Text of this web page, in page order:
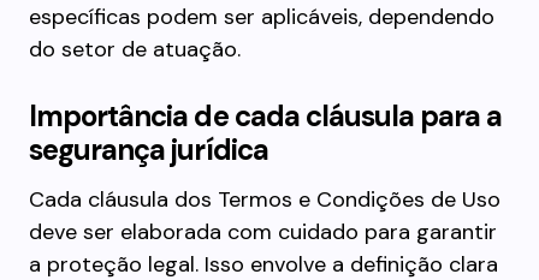
específicas podem ser aplicáveis, dependendo
do setor de atuação.
Importância de cada cláusula para a
segurança jurídica
Cada cláusula dos Termos e Condições de Uso
deve ser elaborada com cuidado para garantir
a proteção legal. Isso envolve a definição clara